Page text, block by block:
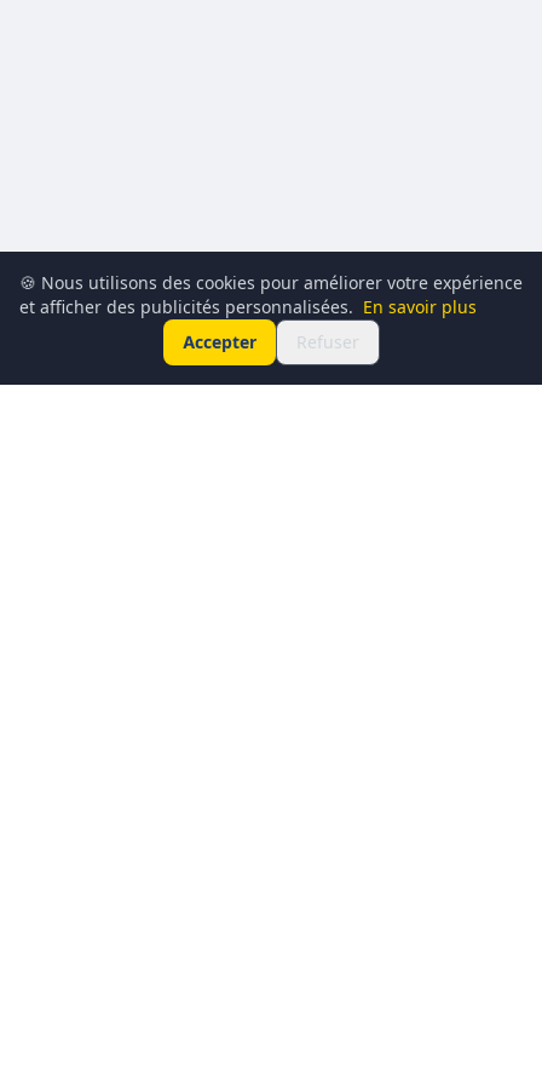
🍪 Nous utilisons des cookies pour améliorer votre expérience
et afficher des publicités personnalisées. En savoir plus
Accepter
Refuser